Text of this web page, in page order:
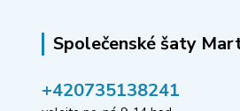
Společenské šaty
‭+420735138241